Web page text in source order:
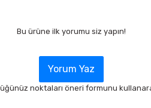
Bu ürüne ilk yorumu siz yapın!
Yorum Yaz
noktaları öneri formunu